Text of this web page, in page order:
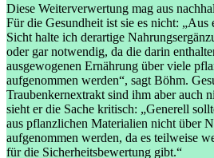
Diese Weiterverwertung mag aus
Für die Gesundheit ist sie es nicht: „Aus
Sicht halte ich derartige
oder gar notwendig, da die darin
ausgewogenen Ernährung über viele
aufgenommen werden“, sagt Böhm.
Traubenkernextrakt sind ihm aber auch
sieht er die Sache kritisch: „Generell
aus pflanzlichen Materialien nicht über
aufgenommen werden, da es teilweise
für die Sicherheitsbewertung gibt.“